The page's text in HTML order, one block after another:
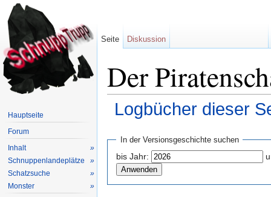
Der
Logbücher dieser
In der Versionsgeschichte suchen
bis Jahr:
Seite Diskussion
Hauptseite
Forum
Inhalt
»
Schnuppenlandeplätze
»
Schatzsuche
»
Monster
»